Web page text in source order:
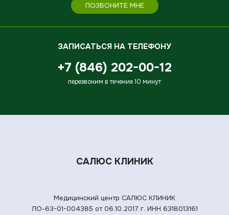
ПОЗВОНИТЕ МНЕ
ЗАПИСАТЬСЯ НА ТЕЛЕФОНУ
+7 (846) 202-00-12
перезвоним в течение 10 минут
САЛЮС КЛИНИК
Медицинский центр САЛЮС КЛИНИК
ЛО-63-01-004385 от 06.10.2017 г. ИНН 6318013161